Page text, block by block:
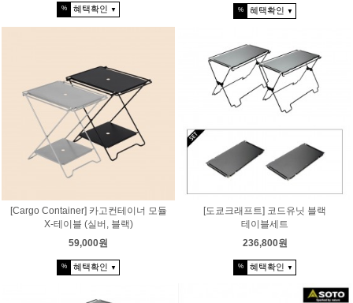
% 혜택확인 ▼ % 혜택확인 ▼
[Cargo Container] 카고컨테이너 모듈
X-테이블 (실버, 블랙)
59,000원
% 혜택확인 ▼
[도쿄크래프트] 코드유닛 블랙
테이블세트
236,800원
% 혜택확인 ▼